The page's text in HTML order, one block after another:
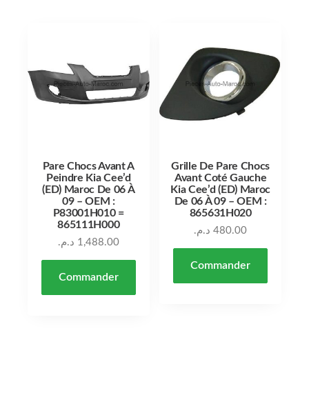
Pare Chocs Avant A
Peindre Kia Cee’d
(ED) Maroc De 06 À
09 – OEM :
P83001H010 =
865111H000
1,488.00 د.م.
Commander
Grille De Pare Chocs
Avant Coté Gauche
Kia Cee’d (ED) Maroc
De 06 À 09 – OEM :
865631H020
480.00 د.م.
Commander